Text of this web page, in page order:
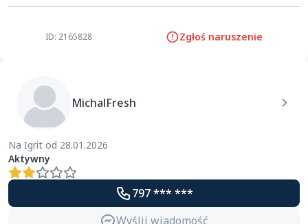
ID: 2165828 Zgłoś naruszenie
MichalFresh
Na Igrit od 28.01.2026
Aktywny
797 *** ***
Wyślij wiadomość